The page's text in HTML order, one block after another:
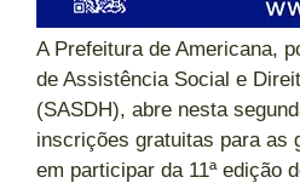
A Prefeitura de Americana,
de Assistência Social e
(SASDH), abre nesta
inscrições gratuitas para as
em participar da 11ª edição